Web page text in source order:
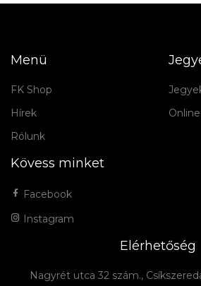
Menü
FK Shop
Hírek
Rólunk
Kövess minket
Facebook
Instagram
Elérhetőség
Nagyrét utca 32 szám.,